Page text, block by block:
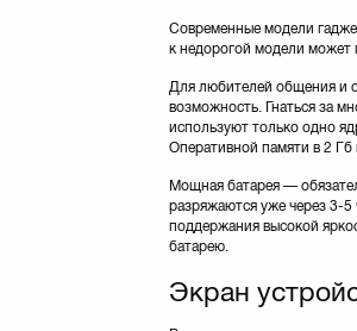
Современные модели
к недорогой модели может
Для любителей общения и
возможность. Гнаться за
используют только одно
Оперативной памяти в 2 Гб
Мощная батарея —
разряжаются уже через 3-
поддержания высокой
батарею.
Экран